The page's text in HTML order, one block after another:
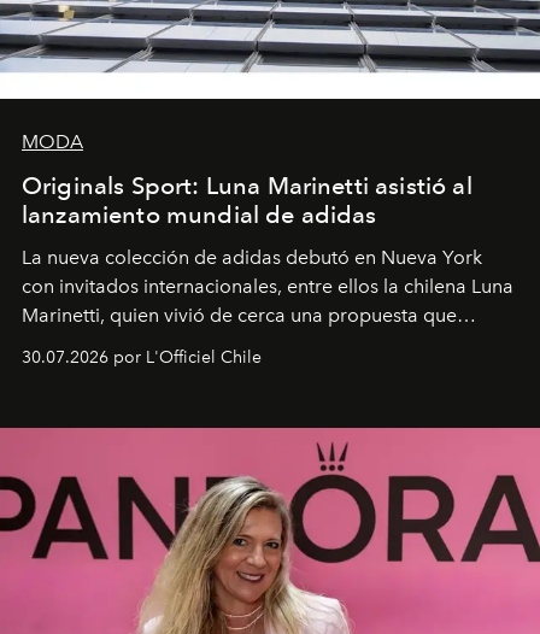
MODA
Originals Sport: Luna Marinetti asistió al
lanzamiento mundial de adidas
La nueva colección de adidas debutó en Nueva York
con invitados internacionales, entre ellos la chilena Luna
Marinetti, quien vivió de cerca una propuesta que
fusiona moda y rendimiento.
30.07.2026 por L'Officiel Chile